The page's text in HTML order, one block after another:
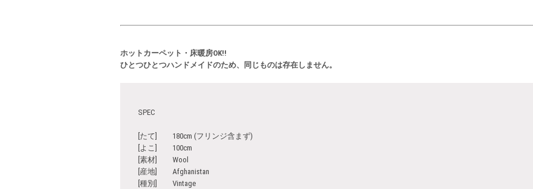
ホットカーペット・床暖房OK!!
ひとつひとつハンドメイドのため、同じものは存在しません。
SPEC
[たて] 180cm (フリンジ含まず)
[よこ] 100cm
[素材] Wool
[産地] Afghanistan
[種別] Vintage